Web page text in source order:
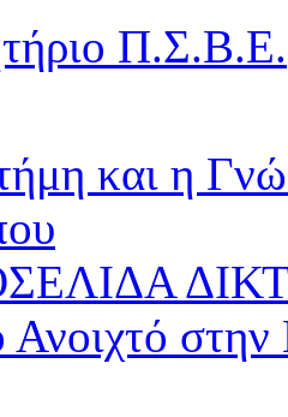
Π.Σ.Β.Ε.
και η
Ανοιχτό